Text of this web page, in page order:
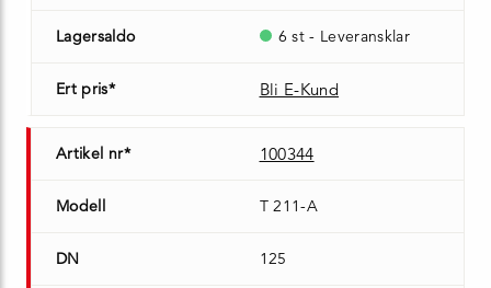
Lagersaldo 6 st - Leveransklar
Ert pris* Bli E-Kund
Artikel nr* 100344
Modell T 211-A
DN 125